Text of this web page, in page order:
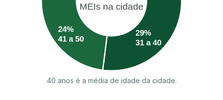
40 anos é a média de idade da cidade.